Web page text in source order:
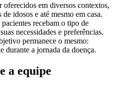
em diversos contextos,
idosos e até mesmo em casa.
recebam o tipo de
necessidades e preferências.
permanece o mesmo:
durante a jornada da doença.
a equipe